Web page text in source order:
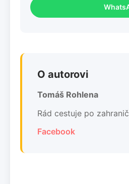
O autorovi
Tomáš Rohlena
Rád cestuje po
Facebook